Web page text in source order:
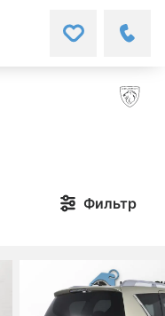
Фильтр